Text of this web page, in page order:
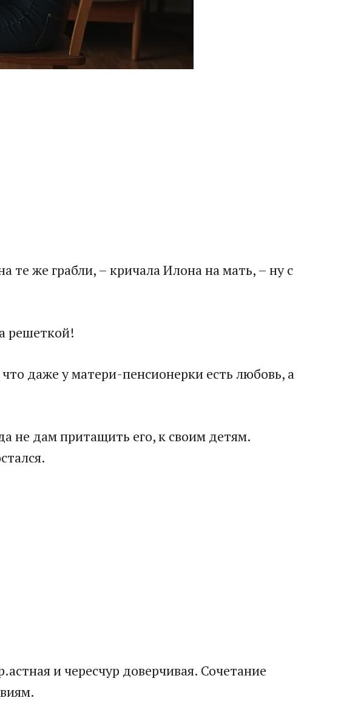
те же грабли, – кричала Илона на мать, – ну с
решеткой!​
даже у матери-пенсионерки есть любовь, а
не дам притащить его, к своим детям.
и чересчур доверчивая. Сочетание